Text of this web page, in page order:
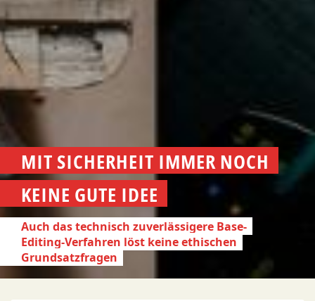
MIT SICHERHEIT IMMER NOCH
KEINE GUTE IDEE
Auch das technisch zuverlässigere Base-
Editing-Verfahren löst keine ethischen
Grundsatzfragen